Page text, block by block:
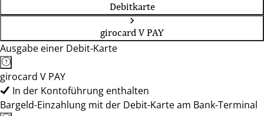
Debitkarte
girocard V PAY
Ausgabe einer Debit-Karte
girocard V PAY
In der Kontoführung enthalten
Bargeld-Einzahlung mit der Debit-Karte am Bank-Terminal